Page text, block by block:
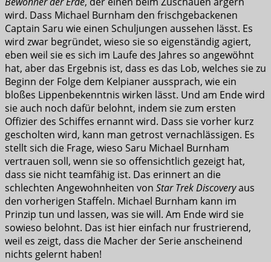
wird. Dass Michael Burnham den frischgebackenen
Captain Saru wie einen Schuljungen aussehen lässt. Es
wird zwar begründet, wieso sie so eigenständig agiert,
eben weil sie es sich im Laufe des Jahres so angewöhnt
hat, aber das Ergebnis ist, dass es das Lob, welches sie zu
Beginn der Folge dem Kelpianer aussprach, wie ein
bloßes Lippenbekenntnis wirken lässt. Und am Ende wird
sie auch noch dafür belohnt, indem sie zum ersten
Offizier des Schiffes ernannt wird. Dass sie vorher kurz
gescholten wird, kann man getrost vernachlässigen. Es
stellt sich die Frage, wieso Saru Michael Burnham
vertrauen soll, wenn sie so offensichtlich gezeigt hat,
dass sie nicht teamfähig ist. Das erinnert an die
schlechten Angewohnheiten von Star Trek Discoveryaus
den vorherigen Staffeln. Michael Burnham kann im
Prinzip tun und lassen, was sie will. Am Ende wird sie
sowieso belohnt. Das ist hier einfach nur frustrierend,
weil es zeigt, dass die Macher der Serie anscheinend
nichts gelernt haben!